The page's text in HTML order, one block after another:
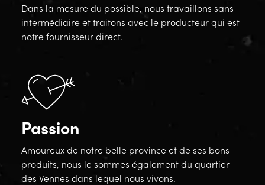
Dans la mesure du possible, nous travaillons sans
intermédiaire et traitons avec le producteur qui est
notre fournisseur direct.
Passion
Amoureux de notre belle province et de ses bons
produits, nous le sommes également du quartier
des Vennes dans lequel nous vivons.